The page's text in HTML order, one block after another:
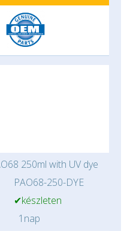
250ml with UV dye
PAO68-250-DYE
✔készleten
1nap